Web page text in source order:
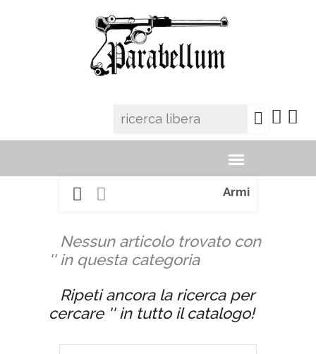
Armi
Nessun articolo trovato con
'' in questa categoria
Ripeti ancora la ricerca per
cercare '' in tutto il catalogo!